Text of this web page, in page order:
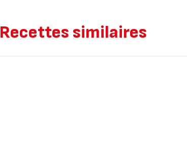
Recettes similaires